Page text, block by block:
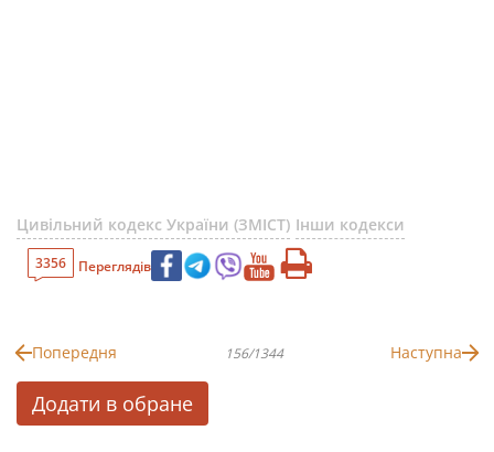
Цивільний кодекс України (ЗМІСТ) Інши кодекси
3356 Переглядів
Попередня 156/1344 Наступна
Додати в обране